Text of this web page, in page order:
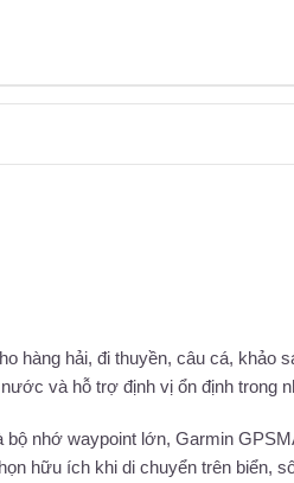
hàng hải, đi thuyền, câu cá, khảo
và hỗ trợ định vị ổn định trong
nhớ waypoint lớn, Garmin
hữu ích khi di chuyển trên biển,